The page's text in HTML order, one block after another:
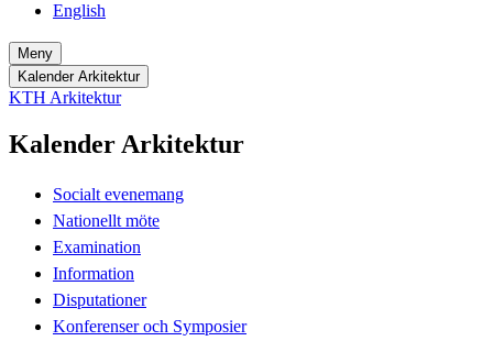
English
Meny
Kalender Arkitektur
KTH Arkitektur
Kalender Arkitektur
Socialt evenemang
Nationellt möte
Examination
Information
Disputationer
Konferenser och Symposier